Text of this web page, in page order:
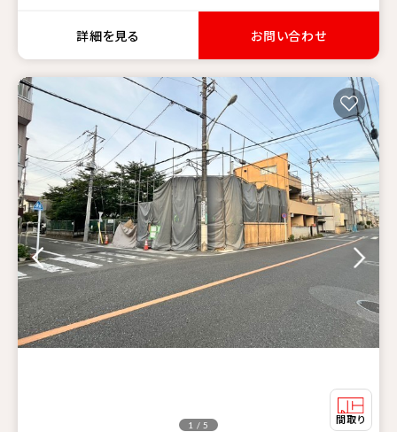
詳細を見る お問い合わせ
1 / 5